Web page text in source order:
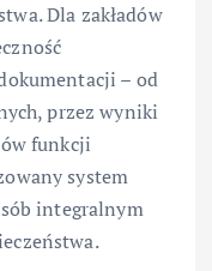
Dla zakładów
– od
przez wyniki
funkcji
system
integralnym